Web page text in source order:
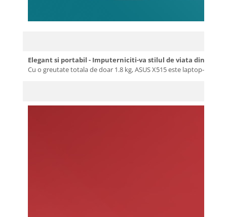
Elegant si portabil - Imputerniciti-va stilul de viata dinamic!
Cu o greutate totala de doar 1.8 kg, ASUS X515 este laptop-ul